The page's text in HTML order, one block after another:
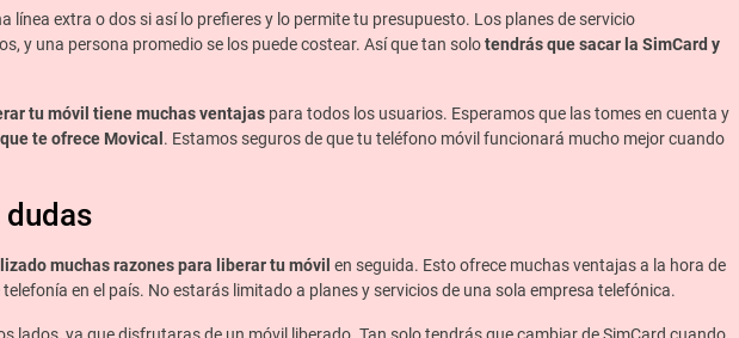
línea extra o dos si así lo prefieres y lo permite tu presupuesto. Los planes de servicio
y una persona promedio se los puede costear. Así que tan solotendrás que sacar la SimCard y
tu móvil tiene muchas ventajas para todos los usuarios. Esperamos que las tomes en cuenta y
te ofrece Movical . Estamos seguros de que tu teléfono móvil funcionará mucho mejor cuando
dudas
muchas razones para liberar tu móvil en seguida. Esto ofrece muchas ventajas a la hora de
en el país. No estarás limitado a planes y servicios de una sola empresa telefónica.